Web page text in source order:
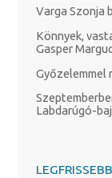
Varga Szonja
Könnyek,
Gasper
Győzelemmel
Labdarúgó-